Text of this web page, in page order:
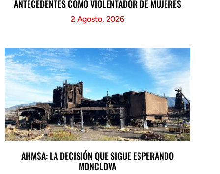
ANTECEDENTES COMO VIOLENTADOR DE MUJERES
2 Agosto, 2026
AHMSA: LA DECISIÓN QUE SIGUE ESPERANDO
MONCLOVA